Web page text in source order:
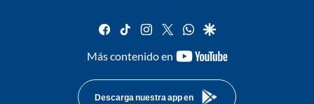
facebook
tiktok instagram
twitterwhatsapp
google
Más contenido en
youtube-
Descarga nuestra app en